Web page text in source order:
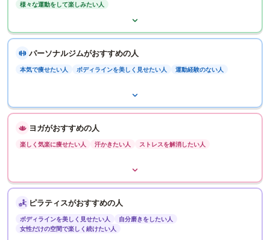
様々な運動をして楽しみたい人
パーソナルジムがおすすめの人
本気で痩せたい人 ボディラインを美しく見せたい人 運動経験のない人
ヨガがおすすめの人
楽しく気楽に痩せたい人 汗かきたい人 ストレスを解消したい人
ピラティスがおすすめの人
ボディラインを美しく見せたい人
自分磨きをしたい人
女性だけの空間で楽しく続けたい人